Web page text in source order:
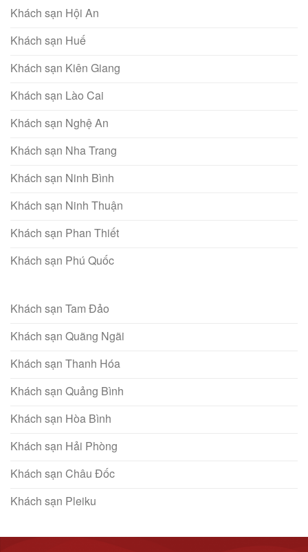
Khách sạn Hội An
Khách sạn Huế
Khách sạn Kiên Giang
Khách sạn Lào Cai
Khách sạn Nghệ An
Khách sạn Nha Trang
Khách sạn Ninh Bình
Khách sạn Ninh Thuận
Khách sạn Phan Thiết
Khách sạn Phú Quốc
Khách sạn Tam Đảo
Khách sạn Quãng Ngãi
Khách sạn Thanh Hóa
Khách sạn Quảng Bình
Khách sạn Hòa Bình
Khách sạn Hải Phòng
Khách sạn Châu Đốc
Khách sạn Pleiku